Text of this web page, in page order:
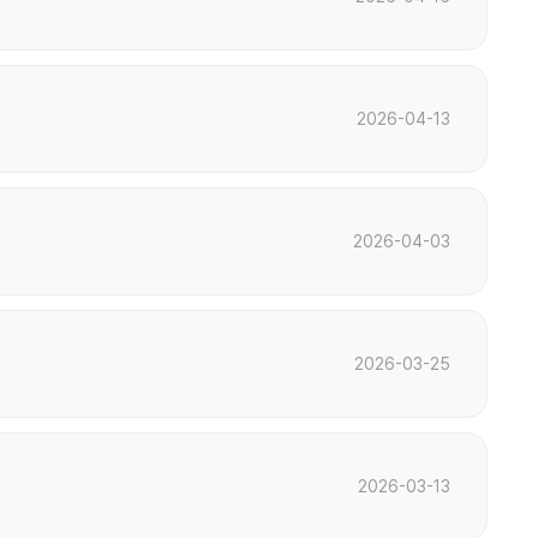
2026-04-13
2026-04-03
2026-03-25
2026-03-13